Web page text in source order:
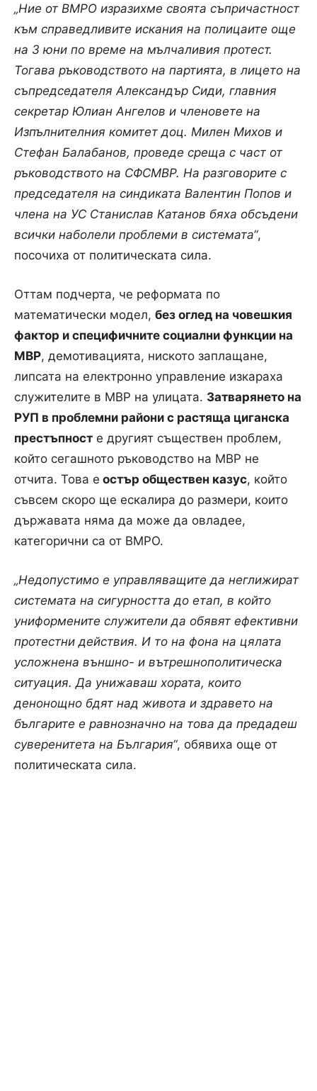
„Ние от ВМРО изразихме своята съпричастност
към справедливите искания на полицаите още
на 3 юни по време на мълчаливия протест.
Тогава ръководството на партията, в лицето на
съпредседателя Александър Сиди, главния
секретар Юлиан Ангелов и членовете на
Изпълнителния комитет доц. Милен Михов и
Стефан Балабанов, проведе среща с част от
ръководството на СФСМВР. На разговорите с
председателя на синдиката Валентин Попов и
члена на УС Станислав Катанов бяха обсъдени
всички наболели проблеми в системата“,
посочиха от политическата сила.
Оттам подчерта, че реформата по
математически модел, без оглед на човешкия
фактор и специфичните социални функции на
МВР, демотивацията, ниското заплащане,
липсата на електронно управление изкараха
служителите в МВР на улицата. Затварянето на
РУП в проблемни райони с растяща циганска
престъпност е другият съществен проблем,
който сегашното ръководство на МВР не
отчита. Това е остър обществен казус, който
съвсем скоро ще ескалира до размери, които
държавата няма да може да овладее,
категорични са от ВМРО.
„Недопустимо е управляващите да неглижират
системата на сигурността до етап, в който
униформените служители да обявят ефективни
протестни действия. И то на фона на цялата
усложнена външно- и вътрешнополитическа
ситуация. Да унижаваш хората, които
денонощно бдят над живота и здравето на
българите е равнозначно на това да предадеш
суверенитета на България“, обявиха още от
политическата сила.